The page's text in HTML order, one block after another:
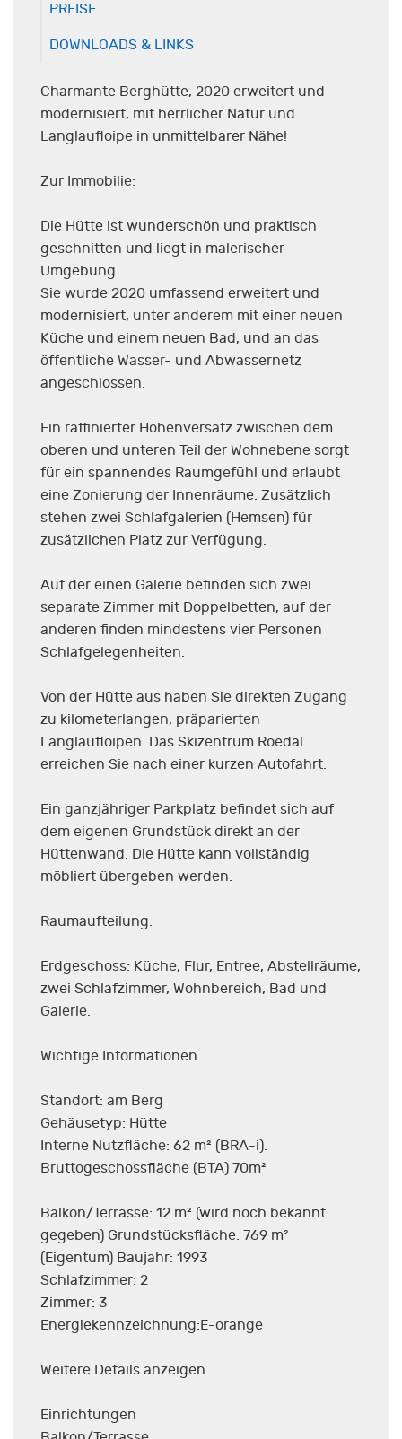
PREISE
DOWNLOADS & LINKS
Charmante Berghütte, 2020 erweitert und
modernisiert, mit herrlicher Natur und
Langlaufloipe in unmittelbarer Nähe!
Zur Immobilie:
Die Hütte ist wunderschön und praktisch
geschnitten und liegt in malerischer
Umgebung.
Sie wurde 2020 umfassend erweitert und
modernisiert, unter anderem mit einer neuen
Küche und einem neuen Bad, und an das
öffentliche Wasser- und Abwassernetz
angeschlossen.
Ein raffinierter Höhenversatz zwischen dem
oberen und unteren Teil der Wohnebene sorgt
für ein spannendes Raumgefühl und erlaubt
eine Zonierung der Innenräume. Zusätzlich
stehen zwei Schlafgalerien (Hemsen) für
zusätzlichen Platz zur Verfügung.
Auf der einen Galerie befinden sich zwei
separate Zimmer mit Doppelbetten, auf der
anderen finden mindestens vier Personen
Schlafgelegenheiten.
Von der Hütte aus haben Sie direkten Zugang
zu kilometerlangen, präparierten
Langlaufloipen. Das Skizentrum Roedal
erreichen Sie nach einer kurzen Autofahrt.
Ein ganzjähriger Parkplatz befindet sich auf
dem eigenen Grundstück direkt an der
Hüttenwand. Die Hütte kann vollständig
möbliert übergeben werden.
Raumaufteilung:
Erdgeschoss: Küche, Flur, Entree, Abstellräume,
zwei Schlafzimmer, Wohnbereich, Bad und
Galerie.
Wichtige Informationen
Standort: am Berg
Gehäusetyp: Hütte
Interne Nutzfläche: 62 m² (BRA-i).
Bruttogeschossfläche (BTA) 70m²
Balkon/Terrasse: 12 m² (wird noch bekannt
gegeben) Grundstücksfläche: 769 m²
(Eigentum) Baujahr: 1993
Schlafzimmer: 2
Zimmer: 3
Energiekennzeichnung:E-orange
Weitere Details anzeigen
Einrichtungen